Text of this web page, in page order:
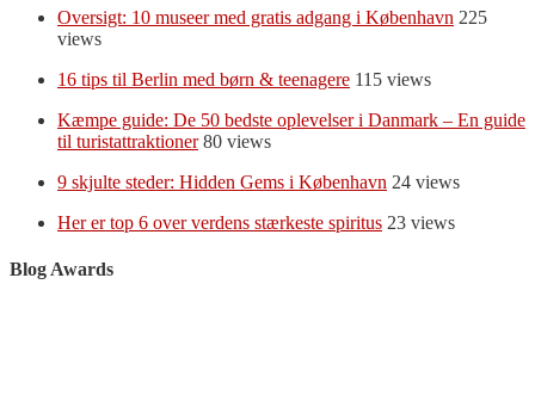
Oversigt: 10 museer med gratis adgang i København 225
views
16 tips til Berlin med børn & teenagere 115 views
Kæmpe guide: De 50 bedste oplevelser i Danmark – En guide
til turistattraktioner 80 views
9 skjulte steder: Hidden Gems i København 24 views
Her er top 6 over verdens stærkeste spiritus 23 views
Blog Awards